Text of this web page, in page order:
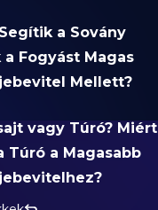
a Sovány
a Fogyást Magas
Mellett?
vagy Túró? Miért
Túró a Magasabb